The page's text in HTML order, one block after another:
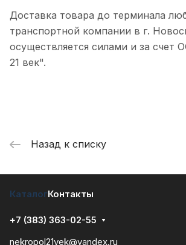
Доставка товара до терминала
транспортной компании в г.
осуществляется силами и за счет
21 век".
Назад к списку
КаталогКонтакты
+7 (383) 363-02-55
nekropol21vek@yandex.ru